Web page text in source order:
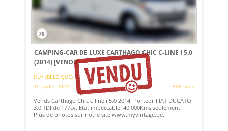
78
CAMPING-CAR DE LUXE CARTHAGO CHIC C-LINE I 5.0
(2014)[VENDU]
HUY (BELGIQUE)
10 juillet 2024
586 vues
Vends Carthago Chic c-line i 5.0 2014. Porteur FIAT DUCATO
3.0 TDI de 177cv. Etat impeccable. 40.000Kms seulement.
Plus de photos sur notre site www.myvintage.be.